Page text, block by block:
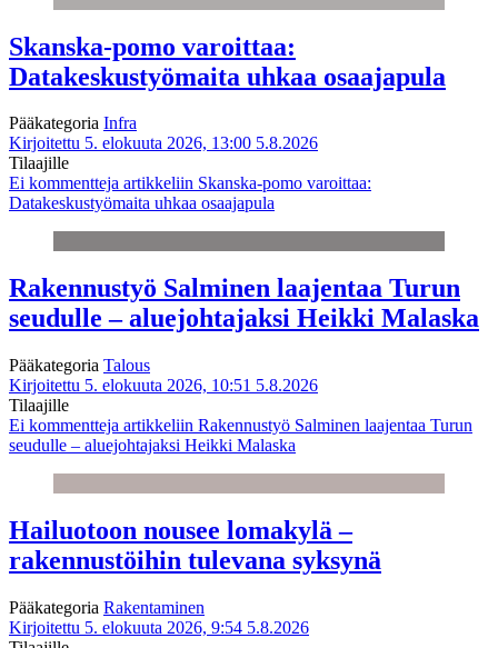
Skanska-pomo varoittaa:
Datakeskustyömaita uhkaa osaajapula
Pääkategoria Infra
Kirjoitettu 5. elokuuta 2026, 13:00 5.8.2026
Tilaajille
Ei kommentteja artikkeliin Skanska-pomo varoittaa:
Datakeskustyömaita uhkaa osaajapula
Rakennustyö Salminen laajentaa Turun
seudulle – aluejohtajaksi Heikki Malaska
Pääkategoria Talous
Kirjoitettu 5. elokuuta 2026, 10:51 5.8.2026
Tilaajille
Ei kommentteja artikkeliin Rakennustyö Salminen laajentaa Turun
seudulle – aluejohtajaksi Heikki Malaska
Hailuotoon nousee lomakylä –
rakennustöihin tulevana syksynä
Pääkategoria Rakentaminen
Kirjoitettu 5. elokuuta 2026, 9:54 5.8.2026